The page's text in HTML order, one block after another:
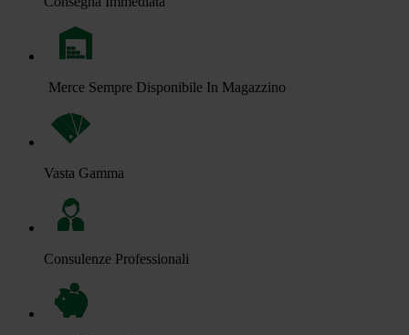
Merce Sempre Disponibile In Magazzino
Vasta Gamma
Consulenze Professionali